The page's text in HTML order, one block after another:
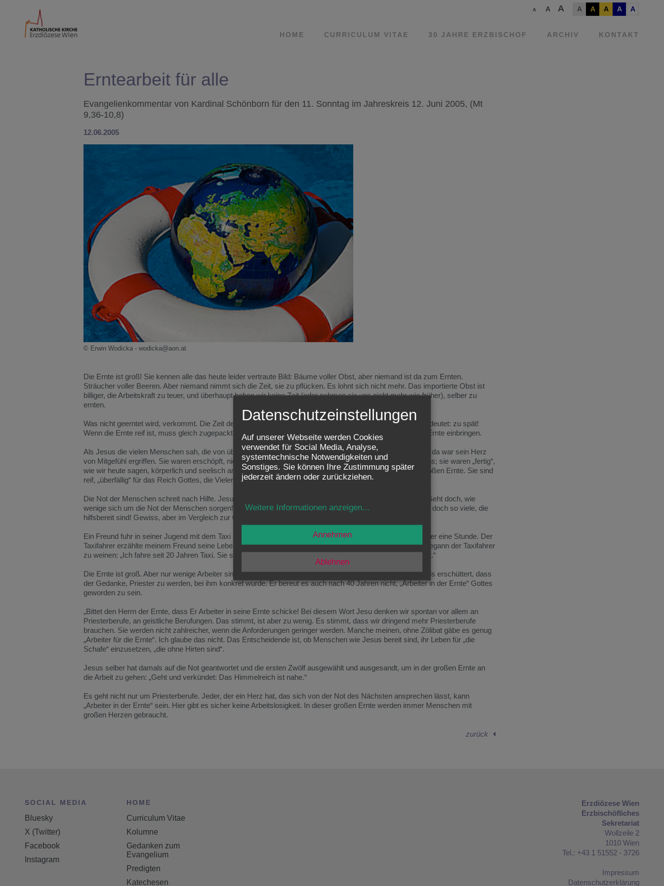
A A A A A A A A
HOME CURRICULUM VITAE 30 JAHRE ERZBISCHOF ARCHIV KONTAKT
Erntearbeit für alle
Evangelienkommentar von Kardinal Schönborn für den 11. Sonntag im Jahreskreis 12. Juni 2005, (Mt
9,36-10,8)
12.06.2005
© Erwin Wodicka - wodicka@aon.at
Die Ernte ist groß! Sie kennen alle das heute leider vertraute Bild: Bäume voller Obst, aber niemand ist da zum Ernten.
Sträucher voller Beeren. Aber niemand nimmt sich die Zeit, sie zu pflücken. Es lohnt sich nicht mehr. Das importierte Obst ist
billiger, die Arbeitskraft zu teuer, und überhaupt haben wir keine Zeit (oder nehmen sie uns nicht mehr wie früher), selber zu
ernten.
Was nicht geerntet wird, verkommt. Die Zeit der Ernte ist kurz. Warten geht nicht. Verschieben auf später bedeutet: zu spät!
Wenn die Ernte reif ist, muss gleich zugepackt werden. Dazu braucht es bereite Hände, Menschen, die die Ernte einbringen.
Als Jesus die vielen Menschen sah, die von überall her zu ihm kamen, voller Hoffnung, dass er helfen kann, da war sein Herz
von Mitgefühl ergriffen. Sie waren erschöpft, nicht nur vom weiten Weg, sondern von den Lasten ihres Lebens; sie waren „fertig“,
wie wir heute sagen, körperlich und seelisch am Ende. Im Blick auf diese viele Not spricht Jesus von der großen Ernte. Sie sind
reif, „überfällig“ für das Reich Gottes, die Vielen, die da Hilfe bei Jesus suchen.
Die Not der Menschen schreit nach Hilfe. Jesus sieht die Not, und es klingt wie ein Schrei seines Herzens: Seht doch, wie
wenige sich um die Not der Menschen sorgen! Spürt ihr nicht, wie viele Durst nach Gott haben? Aber es gibt doch so viele, die
hilfsbereit sind! Gewiss, aber im Vergleich zur Größe vor allem der seelischen Not sind es viel zu wenige.
Ein Freund fuhr in seiner Jugend mit dem Taxi zu einer Party, außerhalb von New York. Die Fahrt dauerte über eine Stunde. Der
Taxifahrer erzählte meinem Freund seine Lebensgeschichte, die reichlich tragisch war. Am Ende der Fahrt begann der Taxifahrer
zu weinen: „Ich fahre seit 20 Jahren Taxi. Sie sind der Erste, der meine Geschichte bis zu Ende angehört hat.“
Die Ernte ist groß. Aber nur wenige Arbeiter sind vorhanden. Mein Freund war damals so von diesem Erlebnis erschüttert, dass
der Gedanke, Priester zu werden, bei ihm konkret wurde. Er bereut es auch nach 40 Jahren nicht, „Arbeiter in der Ernte“ Gottes
geworden zu sein.
„Bittet den Herrn der Ernte, dass Er Arbeiter in seine Ernte schicke! Bei diesem Wort Jesu denken wir spontan vor allem an
Priesterberufe, an geistliche Berufungen. Das stimmt, ist aber zu wenig. Es stimmt, dass wir dringend mehr Priesterberufe
brauchen. Sie werden nicht zahlreicher, wenn die Anforderungen geringer werden. Manche meinen, ohne Zölibat gäbe es genug
„Arbeiter für die Ernte“. Ich glaube das nicht. Das Entscheidende ist, ob Menschen wie Jesus bereit sind, ihr Leben für „die
Schafe“ einzusetzen, „die ohne Hirten sind“.
Jesus selber hat damals auf die Not geantwortet und die ersten Zwölf ausgewählt und ausgesandt, um in der großen Ernte an
die Arbeit zu gehen: „Geht und verkündet: Das Himmelreich ist nahe.“
Es geht nicht nur um Priesterberufe. Jeder, der ein Herz hat, das sich von der Not des Nächsten ansprechen lässt, kann
„Arbeiter in der Ernte“ sein. Hier gibt es sicher keine Arbeitslosigkeit. In dieser großen Ernte werden immer Menschen mit
großen Herzen gebraucht.
zurück
SOCIAL MEDIA
Bluesky
X (Twitter)
Facebook
Instagram
HOME
Curriculum Vitae
Kolumne
Gedanken zum
Evangelium
Predigten
Katechesen
Erzdiözese Wien
Erzbischöfliches
Sekretariat
Wollzeile 2
1010 Wien
Tel.: +43 1 51552 - 3726
Impressum
Datenschutzerklärung
Datenschutzeinstellungen
Auf unserer Webseite werden Cookies
verwendet für Social Media, Analyse,
systemtechnische Notwendigkeiten und
Sonstiges. Sie können Ihre Zustimmung später
jederzeit ändern oder zurückziehen.
Weitere Informationen anzeigen...
Ablehnen
Annehmen